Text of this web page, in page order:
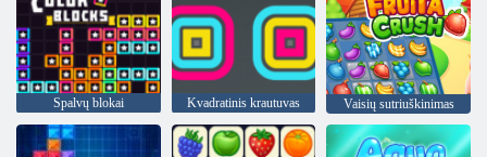
Spalvų blokai Kvadratinis krautuvas Vaisių sutriuškinimas